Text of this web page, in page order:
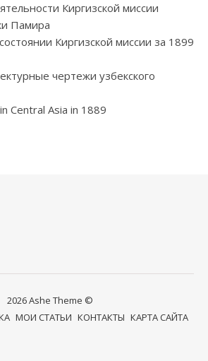
Киргизской миссии
Памира
Киргизской миссии за 1899
чертежи узбекского
Central Asia in 1889
2026 Ashe Theme ©
МОИ СТАТЬИ КОНТАКТЫ КАРТА САЙТА